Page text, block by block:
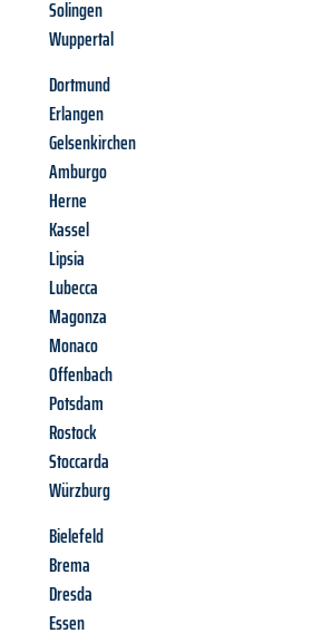
Solingen
Wuppertal
Dortmund
Erlangen
Gelsenkirchen
Amburgo
Herne
Kassel
Lipsia
Lubecca
Magonza
Monaco
Offenbach
Potsdam
Rostock
Stoccarda
Würzburg
Bielefeld
Brema
Dresda
Essen